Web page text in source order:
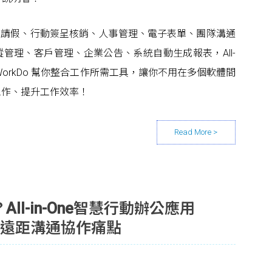
假、行動簽呈核銷、人事管理、電子表單、團隊溝通
理、客戶管理、企業公告、系統自動生成報表，All-
幫你整合工作所需工具，讓你不用在多個軟體間
、提升工作效率！
in-One智慧行動辦公應用
距溝通協作痛點